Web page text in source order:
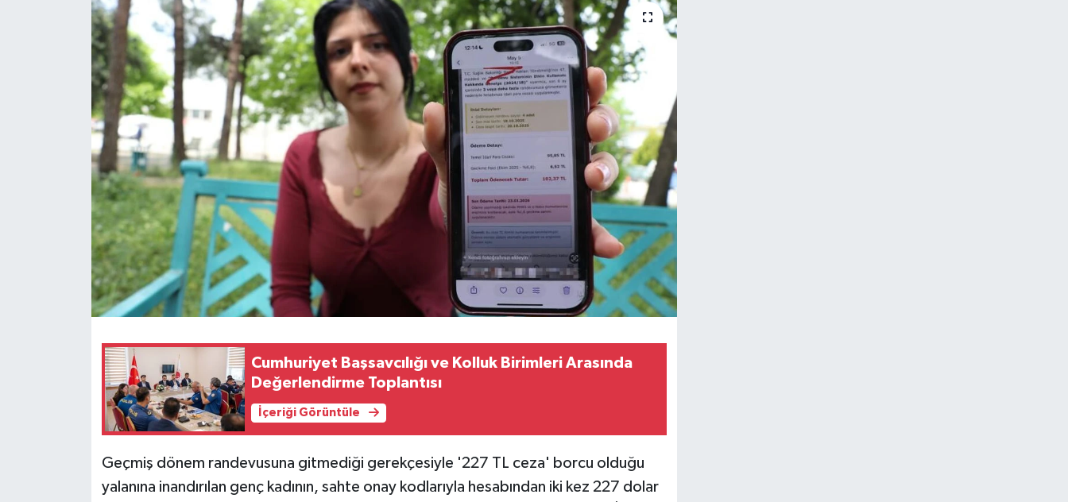
Cumhuriyet Başsavcılığı ve Kolluk Birimleri Arasında
Değerlendirme Toplantısı
İçeriği Görüntüle
Geçmiş dönem randevusuna gitmediği gerekçesiyle '227 TL ceza' borcu olduğu
yalanına inandırılan genç kadının, sahte onay kodlarıyla hesabından iki kez 227 dolar
ÖZEL HABER
RESMİ REKLAM